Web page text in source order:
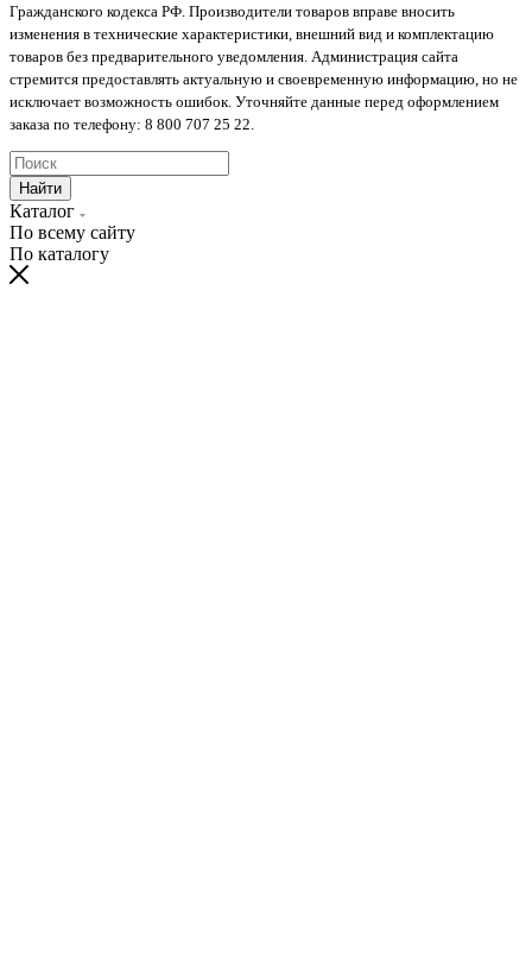
Гражданского кодекса РФ. Производители товаров вправе вносить
изменения в технические характеристики, внешний вид и комплектацию
товаров без предварительного уведомления. Администрация сайта
стремится предоставлять актуальную и своевременную информацию, но не
исключает возможность ошибок. Уточняйте данные перед оформлением
заказа по телефону: 8 800 707 25 22.
Найти
Каталог
По всему сайту
По каталогу